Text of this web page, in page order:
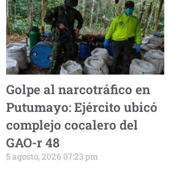
Golpe al narcotráfico en
Putumayo: Ejército ubicó
complejo cocalero del
GAO-r 48
5 agosto, 2026 07:23 pm